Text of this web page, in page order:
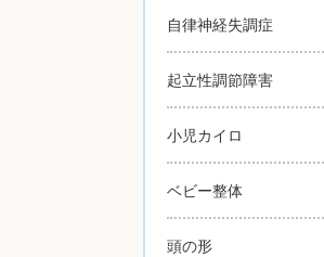
自律神経失調症
起立性調節障害
小児カイロ
ベビー整体
頭の形